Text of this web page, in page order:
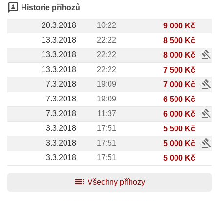
3p Historie příhozů
20.3.2018 10:22
9 000 Kč
13.3.2018
22:22
8 500 Kč
13.3.2018
22:22 8 000 Kč gavel
13.3.2018 22:22
7 500 Kč
7.3.2018
19:09 7 000 Kč gavel
7.3.2018 19:09
6 500 Kč
7.3.2018
11:37 6 000 Kč gavel
3.3.2018 17:51
5 500 Kč
3.3.2018
17:51 5 000 Kč gavel
3.3.2018 17:51 5 000 Kč
toc Všechny příhozy